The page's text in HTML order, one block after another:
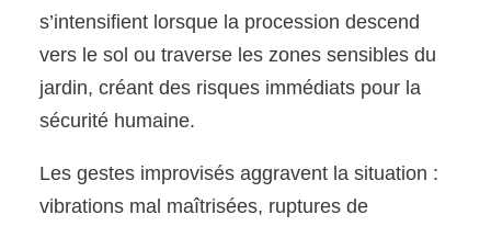
s’intensifient lorsque la procession descend
vers le sol ou traverse les zones sensibles du
jardin, créant des risques immédiats pour la
sécurité humaine.
Les gestes improvisés aggravent la situation :
vibrations mal maîtrisées, ruptures de